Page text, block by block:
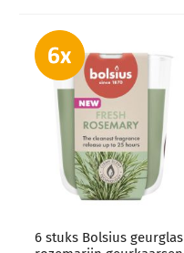
6 stuks Bolsius geurglas